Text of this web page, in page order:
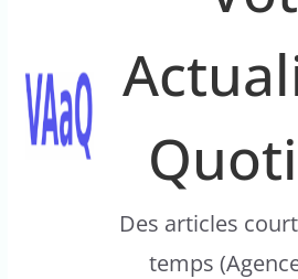
Des articles
temps